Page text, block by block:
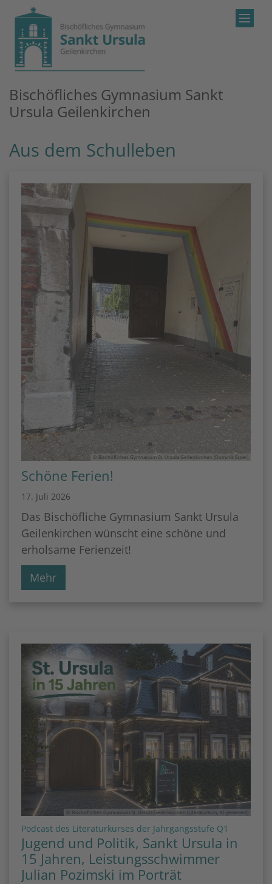
Zum Inhalt springen
Bischöfliches Gymnasium Sankt
Ursula Geilenkirchen
Aus dem Schulleben
© Bischöfliches Gymnasium St. Ursula Geilenkirchen (Dominik Esser)
Schöne Ferien!
17. Juli 2026
Das Bischöfliche Gymnasium Sankt Ursula
Geilenkirchen wünscht eine schöne und
erholsame Ferienzeit!
Mehr
© Bischöfliches Gymnasium St. Ursula Geilenkirchen (Literaturkurs, KI-generiert)
Podcast des Literaturkurses der Jahrgangsstufe Q1
Jugend und Politik, Sankt Ursula in
15 Jahren, Leistungsschwimmer
Julian Pozimski im Porträt